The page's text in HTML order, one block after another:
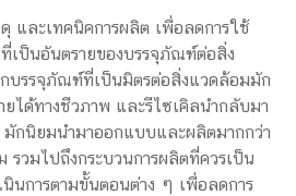
และเทคนิคการผลิต เพื่อลดการใช้
เป็นอันตรายของบรรจุภัณฑ์ต่อสิ่ง
บรรจุภัณฑ์ที่เป็นมิตรต่อสิ่งแวดล้อมมัก
ได้ทางชีวภาพ และรีไซเคิลนำกลับมา
กนิยมนำมาออกแบบและผลิตมากกว่า
วมไปถึงกระบวนการผลิตที่ควรเป็น
นการตามขั้นตอนต่าง ๆ เพื่อลดการ